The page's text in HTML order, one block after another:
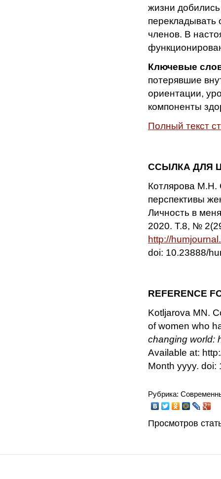
жизни
перекладывать
членов. В
Ключевые
потерявшие
ориентации,
компоненты
Полный текст
ССЫЛКА ДЛЯ
Котлярова М.Н.
перспективы
Личность в
2020. Т.8, №
http://
doi: 10.23888/
REFERENCE
Kotljarova MN.
of women who
changing world:
Available at:
Month yyyy.
Рубрика:
Просмотров